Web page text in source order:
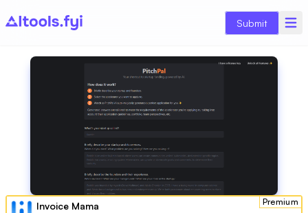
Submit
Premium
Invoice Mama